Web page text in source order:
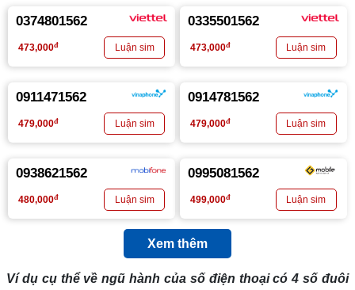
0374801562
473,000đ
0335501562
473,000đ
0911471562
479,000đ
0914781562
479,000đ
0938621562
480,000đ
0995081562
499,000đ
Xem thêm
Ví dụ cụ thể về ngũ hành của số điện thoại có 4 số đuôi